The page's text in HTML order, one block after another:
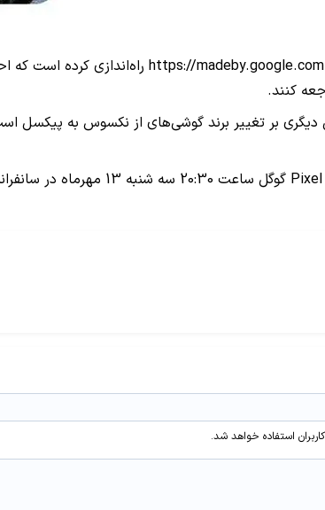
استفاده خواهد شد.